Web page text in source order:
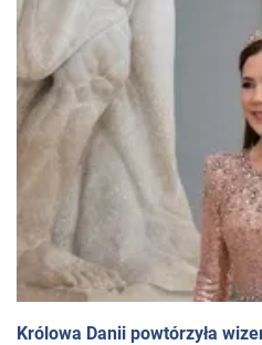
Królowa Danii powtórzyła